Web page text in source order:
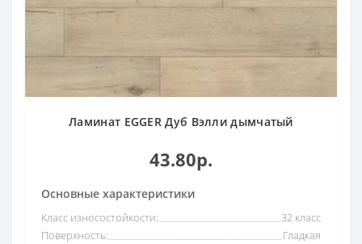
Ламинат EGGER Дуб Вэлли дымчатый
43.80р.
Основные характеристики
Класс износостойкости:
32 класс
Поверхность:
Гладкая